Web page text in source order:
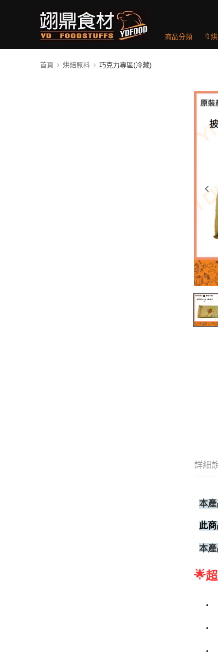
商品分類 🔖
首頁 烘焙原料 巧克力專區(冷藏)
詳細
本
此
本
🌟